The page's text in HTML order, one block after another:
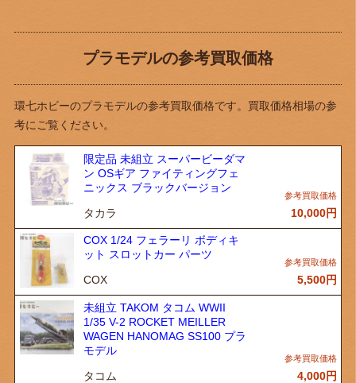
プラモデルの参考買取価格
環七ホビーのプラモデルの参考買取価格です。買取価格相場の参
考にご覧ください。
限定品 未組立 スーパービーダマ
ン OSギア ファイティングフェ
ニックス ブラックバージョン
タカラ 10,000円
COX 1/24 フェラーリ ボディキ
ット スロットカー パーツ
COX 5,500円
未組立 TAKOM タコム WWII
1/35 V-2 ROCKET MEILLER
WAGEN HANOMAG SS100 プラ
モデル
タコム 4,000円